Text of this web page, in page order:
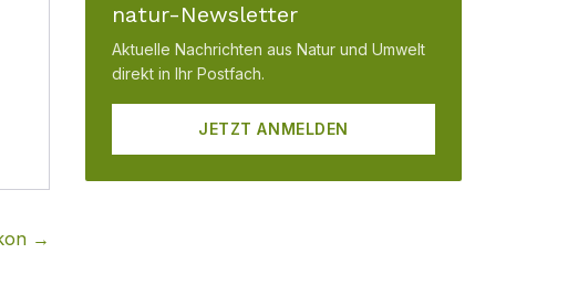
→
natur-Newsletter
Aktuelle Nachrichten aus Natur und Umwelt
direkt in Ihr Postfach.
JETZT ANMELDEN